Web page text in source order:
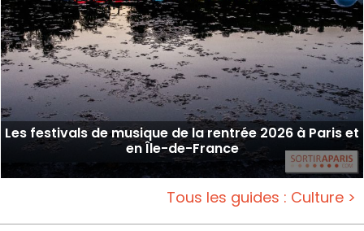
Les festivals de musique de la rentrée 2026 à Paris et
en Île-de-France
Tous les guides : Culture >